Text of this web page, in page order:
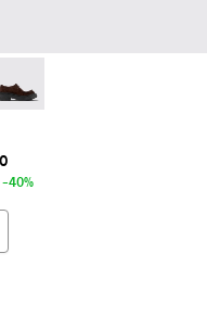
- A500019-001 - 블랙 컬
- A500019-007 -
-40%